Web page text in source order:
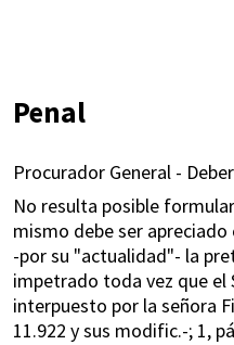
Penal
Procurador General -
No resulta posible
mismo debe ser
-por su "actualidad"- la
impetrado toda vez que el
interpuesto por la señora
11.922 y sus modific.-; 1,